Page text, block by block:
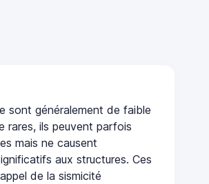
sont généralement de faible
rares, ils peuvent parfois
mais ne causent
aux structures. Ces
de la sismicité